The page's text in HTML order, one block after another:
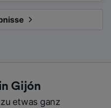
Gijón
etwas ganz